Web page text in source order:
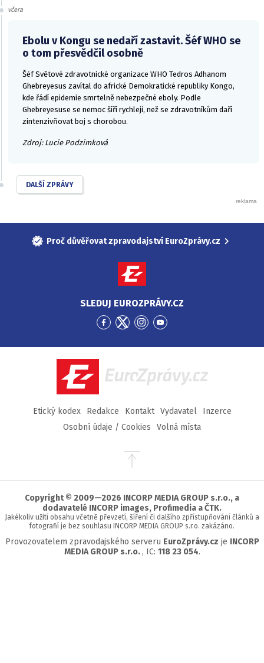
včera
Ebolu v Kongu se nedaří zastavit. Šéf WHO se
o tom přesvědčil osobně
Šéf Světové zdravotnické organizace WHO Tedros Adhanom
Ghebreyesus zavítal do africké Demokratické republiky Kongo,
kde řádí epidemie smrtelně nebezpečné eboly. Podle
Ghebreyesuse se nemoc šíří rychleji, než se zdravotníkům daří
zintenzivňovat boj s chorobou.
Zdroj: Lucie Podzimková
DALŠÍ ZPRÁVY
Proč důvěřovat zpravodajství EuroZprávy.cz
SLEDUJ EUROZPRÁVY.CZ
Přejít
Facebook
Přejít
Twitter
Přejít
Instagram
Přejít
YouTube
EuroZprávy.cz
Etický kodex Redakce Kontakt Vydavatel
Inzerce
Osobní údaje / Cookies
Volná místa
Přejít
stránky
Copyright © 2009—2026 INCORP MEDIA GROUP s.r.o., a
dodavatelé INCORP images, Profimedia a ČTK.
Jakékoliv užití obsahu včetně převzetí, šíření či dalšího zpřístupňování článků a
fotografií je bez souhlasu INCORP MEDIA GROUP s.r.o. zakázáno.
Provozovatelem zpravodajského serveru EuroZprávy.cz je INCORP
MEDIA GROUP s.r.o., IC: 118 23 054.